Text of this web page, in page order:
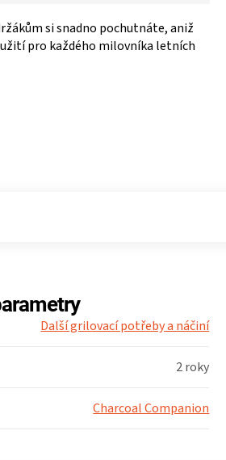
si snadno pochutnáte, aniž
pro každého milovníka letních
Další grilovací potřeby a náčiní
2 roky
Charcoal Companion